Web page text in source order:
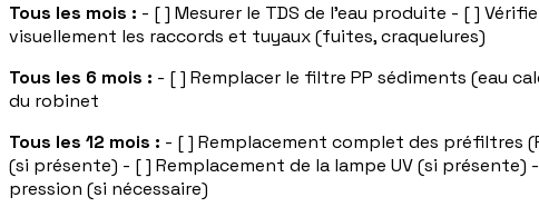
Tous les mois : - [ ] Mesurer le TDS de l'eau produite - [ ]
visuellement les raccords et tuyaux (fuites, craquelures)
Tous les 6 mois : - [ ] Remplacer le filtre PP sédiments (eau
du robinet
Tous les 12 mois : - [ ] Remplacement complet des préfiltres
(si présente) - [ ] Remplacement de la lampe UV (si
pression (si nécessaire)